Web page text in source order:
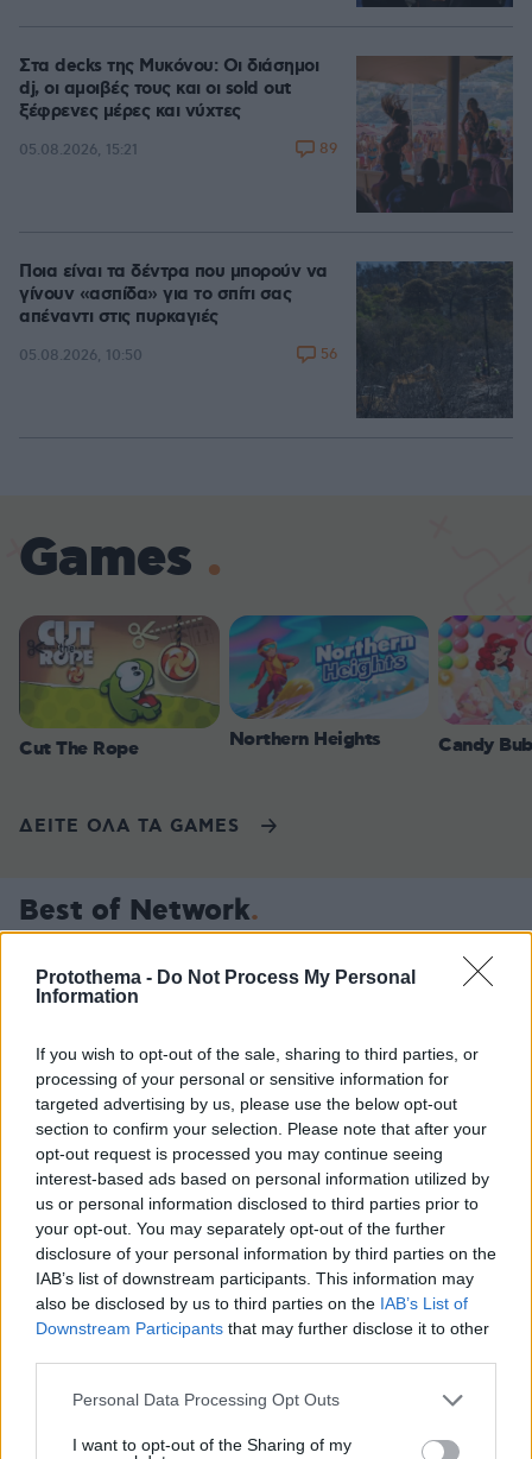
Protothema - Do Not Process My Personal
Information
If you wish to opt-out of the sale, sharing to third parties, or
processing of your personal or sensitive information for
targeted advertising by us, please use the below opt-out
section to confirm your selection. Please note that after your
opt-out request is processed you may continue seeing
interest-based ads based on personal information utilized by
us or personal information disclosed to third parties prior to
your opt-out. You may separately opt-out of the further
disclosure of your personal information by third parties on the
IAB’s list of downstream participants. This information may
also be disclosed by us to third parties on the IAB’s List of
Downstream Participants that may further disclose it to other
Please note that this website/app uses one or more Google
not limited to your visit or usage behaviour. You may click to
Personal Data Processing Opt Outs
I want to opt-out of the Sharing of my
Στα decks της Μυκόνου: Οι διάσημοι
dj, οι αμοιβές τους και οι sold out
ξέφρενες μέρες και νύχτες
05.08.2026, 15:21 89
Ποια είναι τα δέντρα που μπορούν να
γίνουν «ασπίδα» για το σπίτι σας
απέναντι στις πυρκαγιές
05.08.2026, 10:50 56
Games
Cut The Rope Northern Heights Candy
ΔΕΙΤΕ ΟΛΑ ΤΑ GAMES
Best of Network